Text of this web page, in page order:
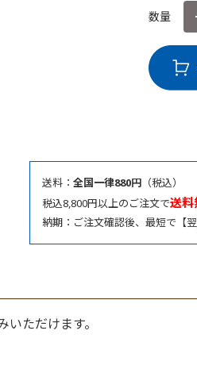
数量
送料： 全国一律880円 （税込）
税込8,800円以上のご注文で送料
納期：ご注文確認後、最短で【
ただけます。